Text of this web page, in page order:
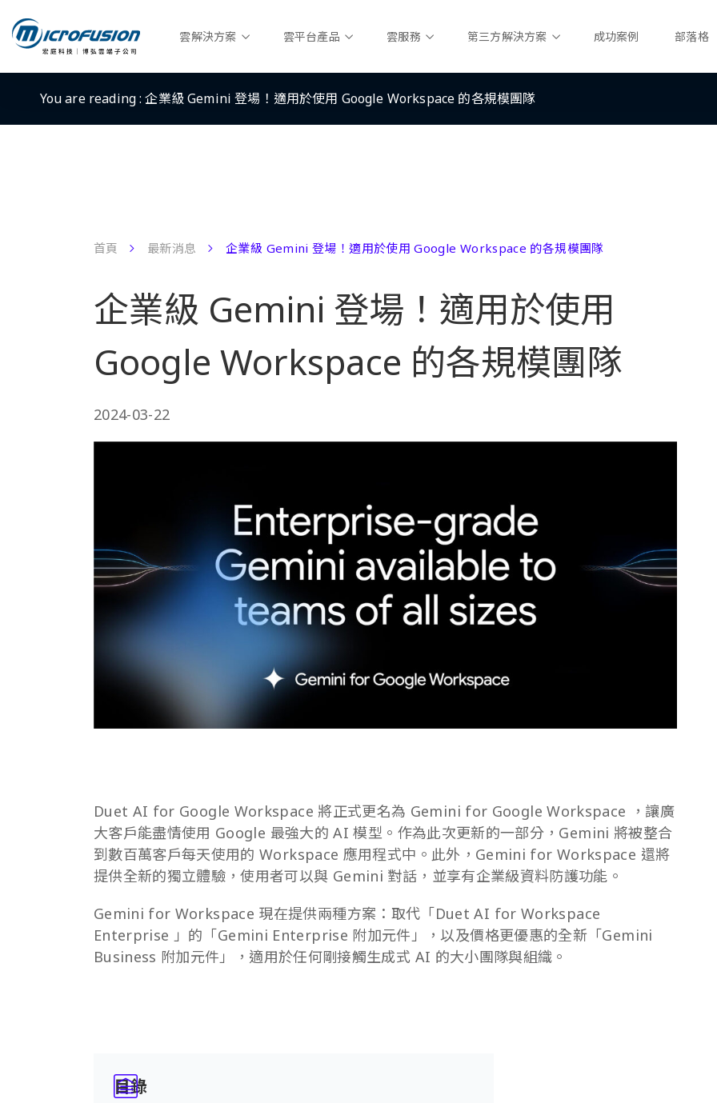
雲解決方案 雲平台產品 雲服務 第三方解決方案 成功案例 部落格
You are reading :企業級 Gemini 登場！適用於使用 Google Workspace 的各規模團隊
首頁 最新消息 企業級 Gemini 登場！適用於使用 Google Workspace 的各規模團隊
企業級 Gemini 登場！適用於使用
Google Workspace 的各規模團隊
2024-03-22
Duet AI for Google Workspace 將正式更名為 Gemini for Google Workspace ，讓廣
大客戶能盡情使用 Google 最強大的 AI 模型。作為此次更新的一部分，Gemini 將被整合
到數百萬客戶每天使用的 Workspace 應用程式中。此外，Gemini for Workspace 還將
提供全新的獨立體驗，使用者可以與 Gemini 對話，並享有企業級資料防護功能。
Gemini for Workspace 現在提供兩種方案：取代「Duet AI for Workspace
Enterprise 」的「Gemini Enterprise 附加元件」，以及價格更優惠的全新「Gemini
Business 附加元件」，適用於任何剛接觸生成式 AI 的大小團隊與組織。
目錄